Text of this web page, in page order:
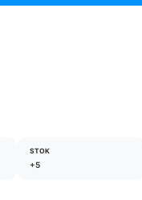
STOK
+5